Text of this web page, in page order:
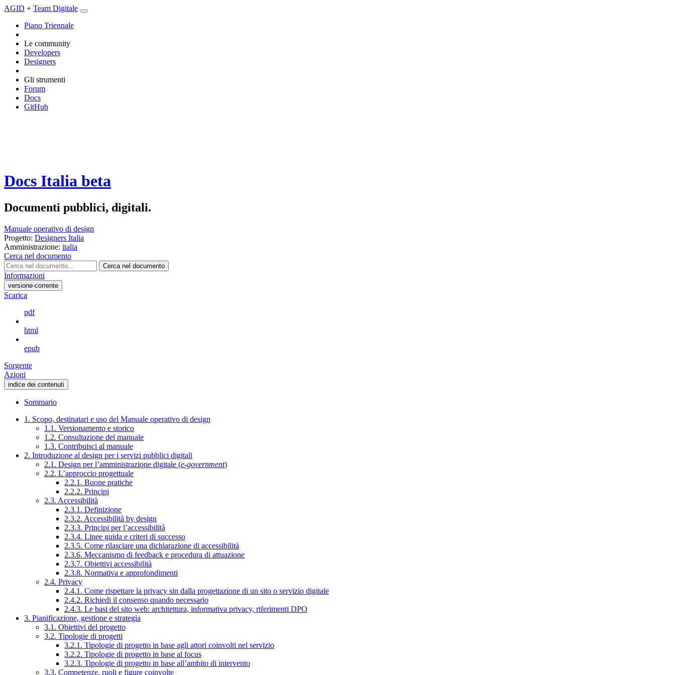
AGID + Team Digitale
Piano Triennale
Le community
Developers
Designers
Gli strumenti
Forum
Docs
GitHub
Docs Italia beta
Documenti pubblici, digitali.
Manuale operativo di design
Progetto: Designers Italia
Amministrazione: italia
Cerca nel documento
Cerca nel documento
Informazioni
versione-corrente
Scarica
pdf
html
epub
Sorgente
Azioni
indice dei contenuti
Sommario
1. Scopo, destinatari e uso del Manuale operativo di design
1.1. Versionamento e storico
1.2. Consultazione del manuale
1.3. Contribuisci al manuale
2. Introduzione al design per i servizi pubblici digitali
2.1. Design per l’amministrazione digitale (e-government)
2.2. L’approccio progettuale
2.2.1. Buone pratiche
2.2.2. Principi
2.3. Accessibilità
2.3.1. Definizione
2.3.2. Accessibilità by design
2.3.3. Principi per l’accessibilità
2.3.4. Linee guida e criteri di successo
2.3.5. Come rilasciare una dichiarazione di accessibilità
2.3.6. Meccanismo di feedback e procedura di attuazione
2.3.7. Obiettivi accessibilità
2.3.8. Normativa e approfondimenti
2.4. Privacy
2.4.1. Come rispettare la privacy sin dalla progettazione di un sito o servizio digitale
2.4.2. Richiedi il consenso quando necessario
2.4.3. Le basi del sito web: architettura, informativa privacy, riferimenti DPO
3. Pianificazione, gestione e strategia
3.1. Obiettivi del progetto
3.2. Tipologie di progetti
3.2.1. Tipologie di progetto in base agli attori coinvolti nel servizio
3.2.2. Tipologie di progetto in base al focus
3.2.3. Tipologie di progetto in base all’ambito di intervento
3.3. Competenze, ruoli e figure coinvolte